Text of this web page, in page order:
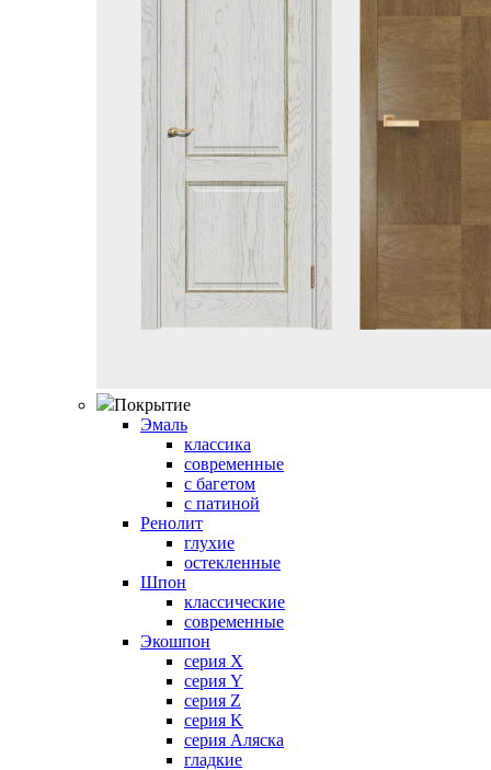
Покрытие
Эмаль
классика
современные
с багетом
с патиной
Ренолит
глухие
остекленные
Шпон
классические
современные
Экошпон
серия X
серия Y
серия Z
серия K
серия Аляска
гладкие